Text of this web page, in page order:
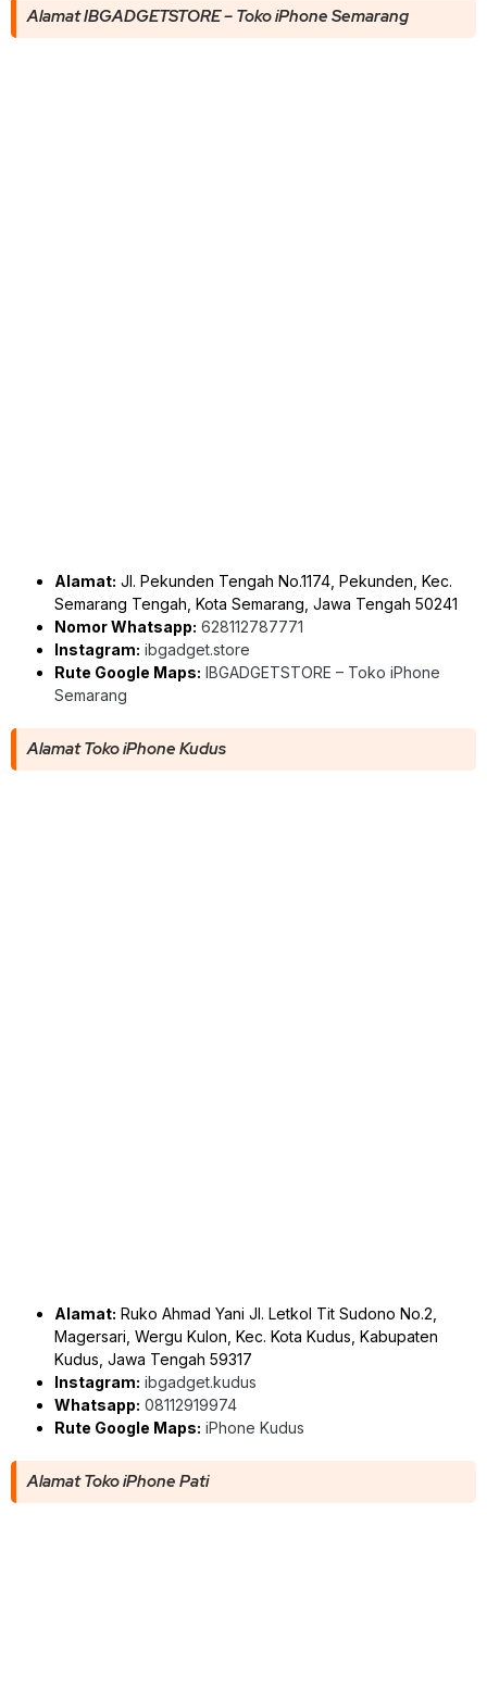
Alamat IBGADGETSTORE – Toko iPhone Semarang
Alamat: Jl. Pekunden Tengah No.1174, Pekunden, Kec.
Semarang Tengah, Kota Semarang, Jawa Tengah 50241
Nomor Whatsapp: 628112787771
Instagram: ibgadget.store
Rute Google Maps: IBGADGETSTORE – Toko iPhone
Semarang
Alamat Toko iPhone Kudus
Alamat: Ruko Ahmad Yani Jl. Letkol Tit Sudono No.2,
Magersari, Wergu Kulon, Kec. Kota Kudus, Kabupaten
Kudus, Jawa Tengah 59317
Instagram: ibgadget.kudus
Whatsapp: 08112919974
Rute Google Maps: iPhone Kudus
Alamat Toko iPhone Pati